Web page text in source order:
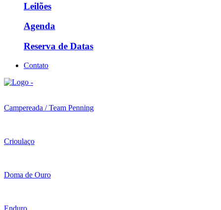
Leilões
Agenda
Reserva de Datas
Contato
Campereada / Team Penning
Crioulaço
Doma de Ouro
Enduro